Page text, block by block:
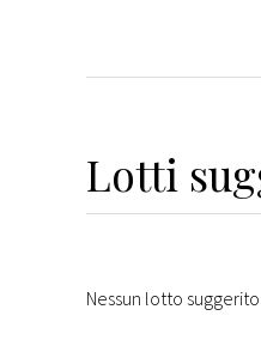
Lotti
Nessun lotto